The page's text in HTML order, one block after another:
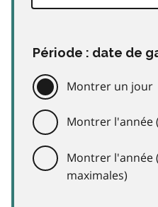
Période : date de
Montrer un jour
Montrer l'année
Montrer l'année
maximales)